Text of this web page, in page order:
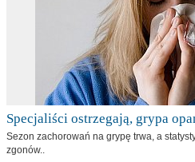
Specjaliści ostrzegają, grypa
Sezon zachorowań na grypę trwa, a
zgonów..